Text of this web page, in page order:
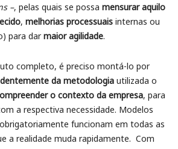
–, pelas quais se possa mensurar aquilo
, melhorias processuais internas ou
para darmaior agilidade.
completo, é preciso montá-lo por
da metodologia utilizada o
o contexto da empresa, para
a respectiva necessidade. Modelos
funcionam em todas as
a realidade muda rapidamente. Com